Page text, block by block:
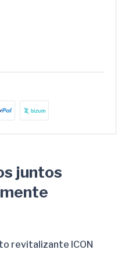
juntos
revitalizante ICON